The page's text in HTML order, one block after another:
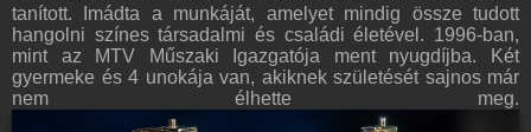
tanított. Imádta a munkáját, amelyet mindig össze tudott
hangolni színes társadalmi és családi életével. 1996-ban,
mint az MTV Műszaki Igazgatója ment nyugdíjba. Két
gyermeke és 4 unokája van, akiknek születését sajnos már
nem élhette meg.